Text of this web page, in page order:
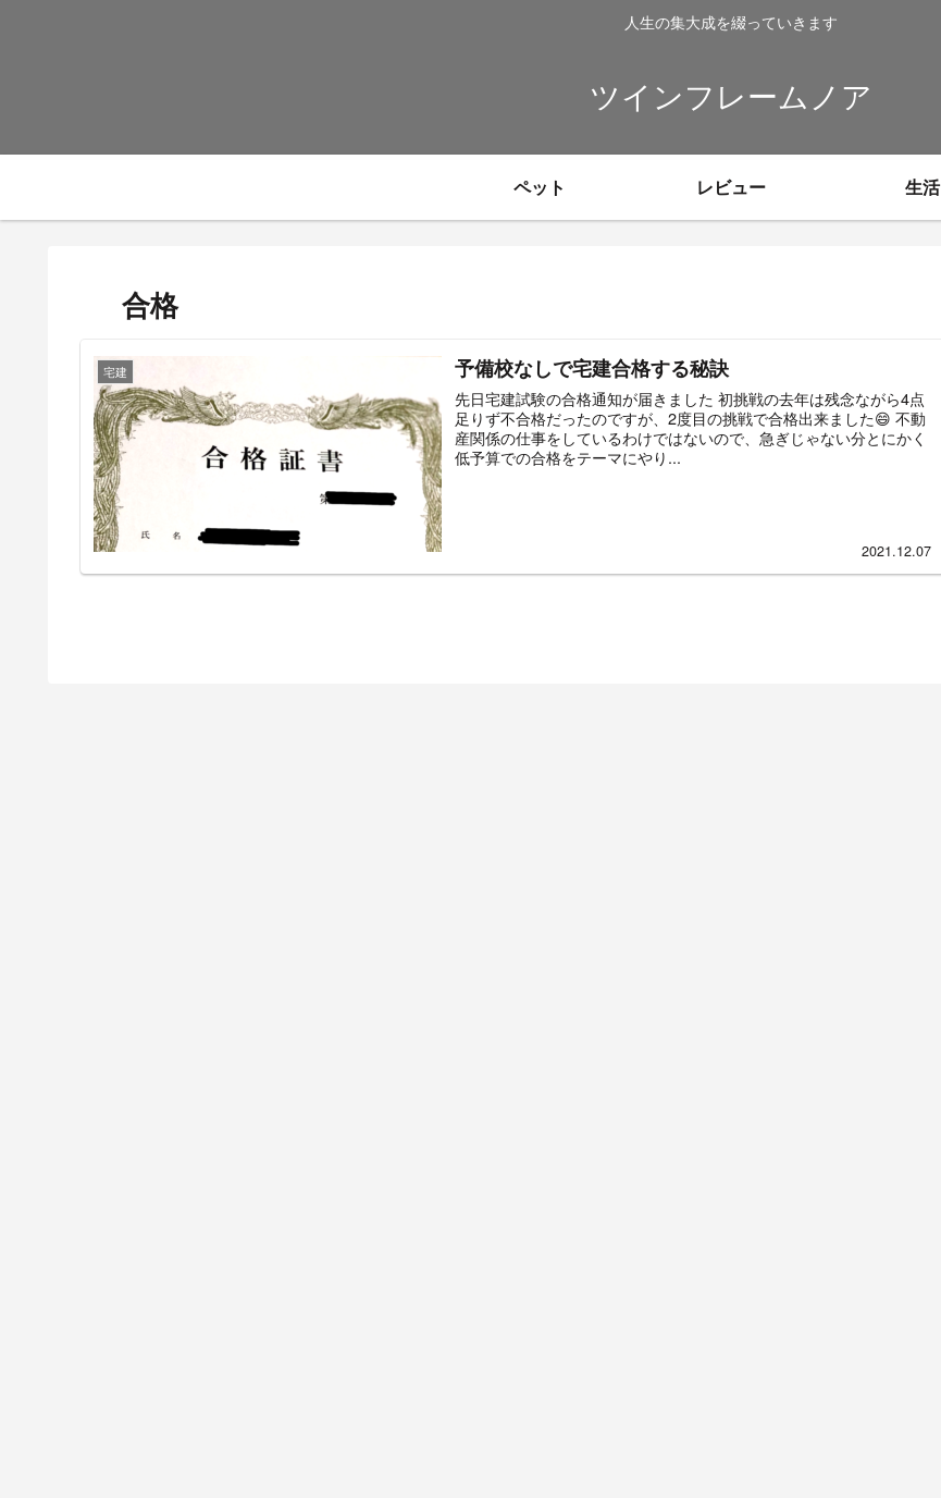
人生の集大成を綴っていきます
ツインフレームノア
ペット レビュー 生活
合格
宅建 予備校なしで宅建合格する秘訣
先日宅建試験の合格通知が届きました 初挑戦の去年は残念ながら4点
足りず不合格だったのですが、2度目の挑戦で合格出来ました😄 不動
産関係の仕事をしているわけではないので、急ぎじゃない分とにかく
低予算での合格をテーマにやり...
2021.12.07